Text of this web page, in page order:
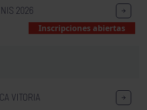
2026
Inscripciones abiertas
VITORIA